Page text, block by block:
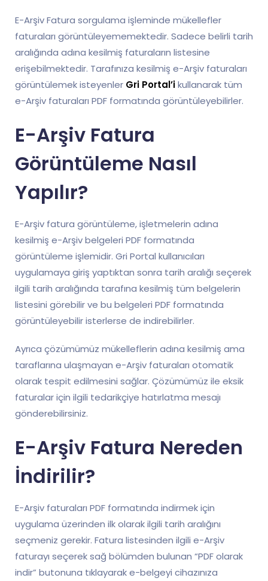
E-Arşiv Fatura sorgulama işleminde mükellefler
faturaları görüntüleyememektedir. Sadece belirli tarih
aralığında adına kesilmiş faturaların listesine
erişebilmektedir. Tarafınıza kesilmiş e-Arşiv faturaları
görüntülemek isteyenler Gri Portal’ikullanarak tüm
e-Arşiv faturaları PDF formatında görüntüleyebilirler.
E-Arşiv Fatura
Görüntüleme Nasıl
Yapılır?
E-Arşiv fatura görüntüleme, işletmelerin adına
kesilmiş e-Arşiv belgeleri PDF formatında
görüntüleme işlemidir. Gri Portal kullanıcıları
uygulamaya giriş yaptıktan sonra tarih aralığı seçerek
ilgili tarih aralığında tarafına kesilmiş tüm belgelerin
listesini görebilir ve bu belgeleri PDF formatında
görüntüleyebilir isterlerse de indirebilirler.
Ayrıca çözümümüz mükelleflerin adına kesilmiş ama
taraflarına ulaşmayan e-Arşiv faturaları otomatik
olarak tespit edilmesini sağlar. Çözümümüz ile eksik
faturalar için ilgili tedarikçiye hatırlatma mesajı
gönderebilirsiniz.
E-Arşiv Fatura Nereden
İndirilir?
E-Arşiv faturaları PDF formatında indirmek için
uygulama üzerinden ilk olarak ilgili tarih aralığını
seçmeniz gerekir. Fatura listesinden ilgili e-Arşiv
faturayı seçerek sağ bölümden bulunan “PDF olarak
indir” butonuna tıklayarak e-belgeyi cihazınıza